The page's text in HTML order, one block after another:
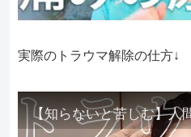
実際のトラウマ解除の仕方↓